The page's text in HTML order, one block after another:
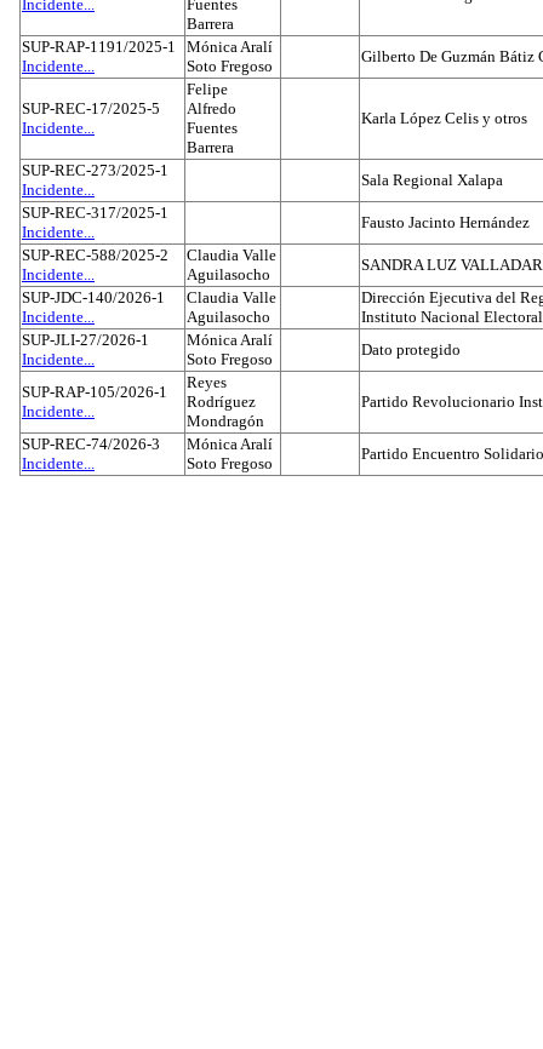
Incidente...
Fuentes
Barrera
SUP-RAP-1191/2025-1
Incidente...
Mónica Aralí
Soto Fregoso
Gilberto De Guzmán Bátiz
SUP-REC-17/2025-5
Incidente...
Felipe
Alfredo
Fuentes
Barrera
Karla López Celis y otros
SUP-REC-273/2025-1
Incidente...
Sala Regional Xalapa
SUP-REC-317/2025-1
Incidente...
Fausto Jacinto Hernández
SUP-REC-588/2025-2
Incidente...
Claudia Valle
Aguilasocho
SANDRA LUZ
SUP-JDC-140/2026-1
Incidente...
Claudia Valle
Aguilasocho
Dirección Ejecutiva del
Instituto Nacional Electoral
SUP-JLI-27/2026-1
Incidente...
Mónica Aralí
Soto Fregoso
Dato protegido
SUP-RAP-105/2026-1
Incidente...
Reyes
Rodríguez
Mondragón
Partido Revolucionario
SUP-REC-74/2026-3
Incidente...
Mónica Aralí
Soto Fregoso
Partido Encuentro